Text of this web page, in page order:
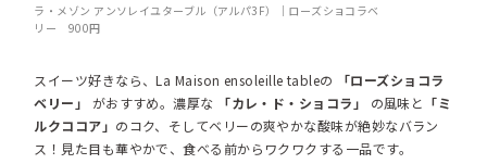
ラ・メゾン アンソレイユターブル（アルパ3F）｜ローズショコラベ
リー 900円
スイーツ好きなら、La Maison ensoleille tableの
「ローズショコラ
ベリー」
がおすすめ。濃厚な 「カレ・ド・ショコラ」 の風味と 「ミ
ルクココア」 のコク、そしてベリーの爽やかな酸味が絶妙なバラン
ス！見た目も華やかで、食べる前からワクワクする一品です。